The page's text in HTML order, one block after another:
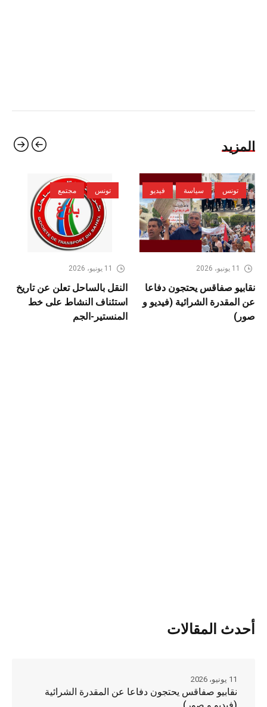
المزيد
تونس سياسة فيديو
11 يونيو، 2026
نقابيو صفاقس يحتجون دفاعا
عن المقدرة الشرائية (فيديو و
صور)
تونس مجتمع
11 يونيو، 2026
النقل بالساحل تعلن عن تاريخ
استئناف النشاط على خط
المنستير-الجم
أحدث المقالات
نقابيو صفاقس يحتجون دفاعا عن المقدرة الشرائية
11 يونيو، 2026